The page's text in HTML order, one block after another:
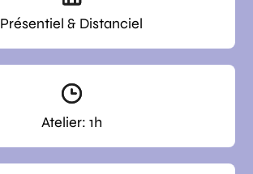
Présentiel & Distanciel
Atelier: 1h